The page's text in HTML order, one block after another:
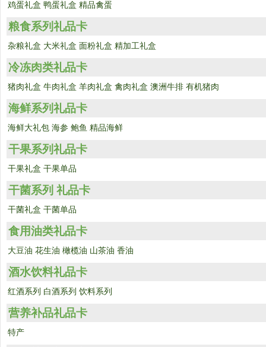
鸡蛋礼盒 鸭蛋礼盒 精品禽蛋
粮食系列礼品卡
杂粮礼盒 大米礼盒 面粉礼盒 精加工礼盒
冷冻肉类礼品卡
猪肉礼盒 牛肉礼盒 羊肉礼盒 禽肉礼盒 澳洲牛排 有机猪肉
海鲜系列礼品卡
海鲜大礼包 海参 鲍鱼 精品海鲜
干果系列礼品卡
干果礼盒 干果单品
干菌系列 礼品卡
干菌礼盒 干菌单品
食用油类礼品卡
大豆油 花生油 橄榄油 山茶油 香油
酒水饮料礼品卡
红酒系列 白酒系列 饮料系列
营养补品礼品卡
特产